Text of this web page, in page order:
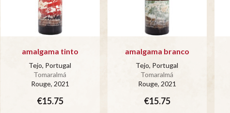
amalgama tinto
Tejo, Portugal
Tomaralmá
Rouge, 2021
€15.75
amalgama branco
Tejo, Portugal
Tomaralmá
Rouge, 2021
€15.75